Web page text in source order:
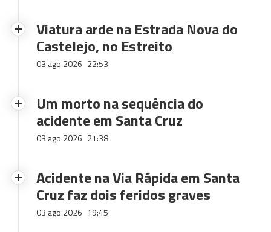
Viatura arde na Estrada Nova do
Castelejo, no Estreito
03 ago 2026 22:53
Um morto na sequência do
acidente em Santa Cruz
03 ago 2026 21:38
Acidente na Via Rápida em Santa
Cruz faz dois feridos graves
03 ago 2026 19:45